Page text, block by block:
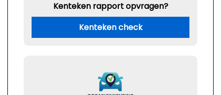
Kenteken rapport opvragen?
Kenteken check